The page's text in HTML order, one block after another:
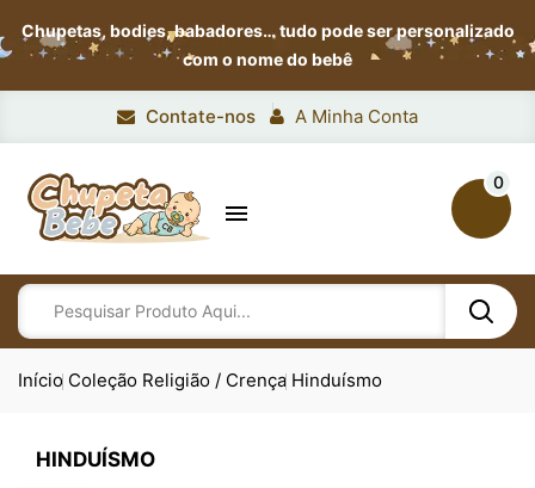
Chupetas, bodies, babadores…tudo pode ser personalizado
com o nome do bebê
Contate-nos A Minha Conta

0
Início Coleção Religião / Crença Hinduísmo
HINDUÍSMO